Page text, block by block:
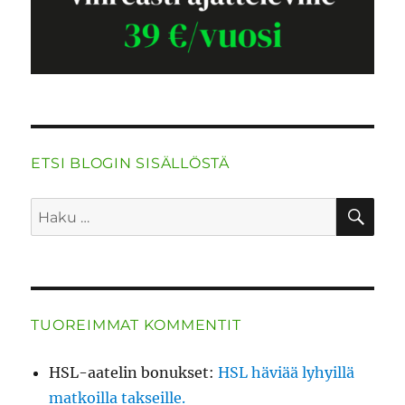
ETSI BLOGIN SISÄLLÖSTÄ
Etsi:
TUOREIMMAT KOMMENTIT
HSL-aatelin bonukset:HSL häviää lyhyillä
matkoilla takseille.